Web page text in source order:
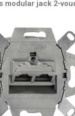
modular jack 2-